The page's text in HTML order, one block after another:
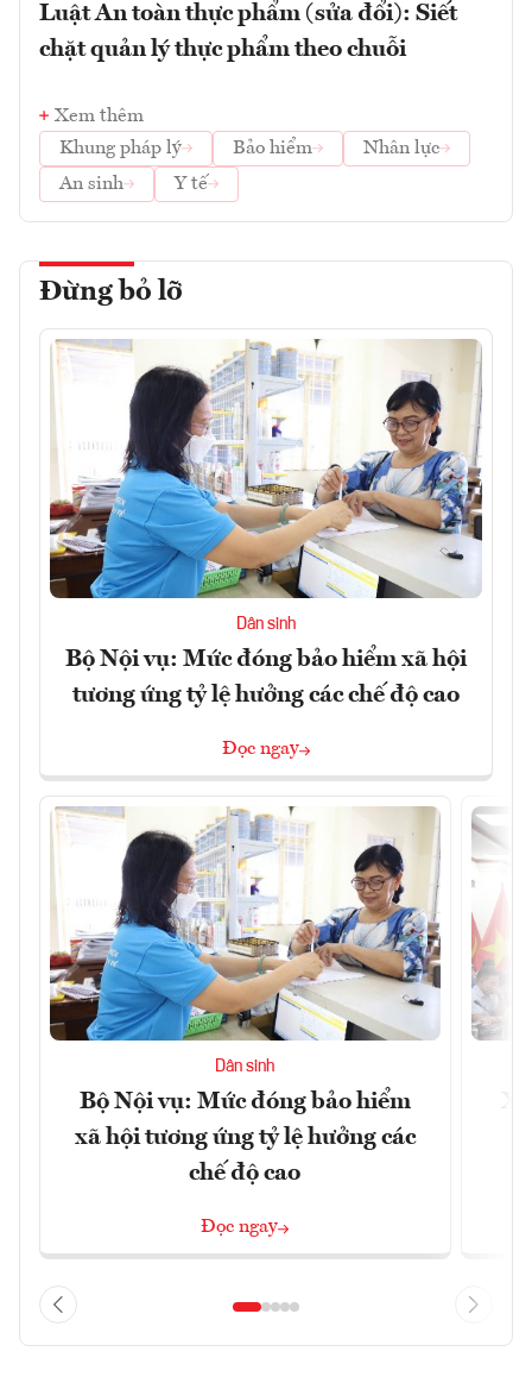
Luật An toàn thực phẩm (sửa đổi): Siết
chặt quản lý thực phẩm theo chuỗi
Xem thêm
Khung pháp lý
Bảo hiểm
Nhân lực
An sinh
Y tế
Đừng bỏ lỡ
Dân sinh
Bộ Nội vụ: Mức đóng bảo hiểm xã hội
tương ứng tỷ lệ hưởng các chế độ cao
Đọc ngay
Dân sinh
Bộ Nội vụ: Mức đóng bảo hiểm
xã hội tương ứng tỷ lệ hưởng các
chế độ cao
Đọc ngay